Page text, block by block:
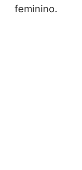
feminino.